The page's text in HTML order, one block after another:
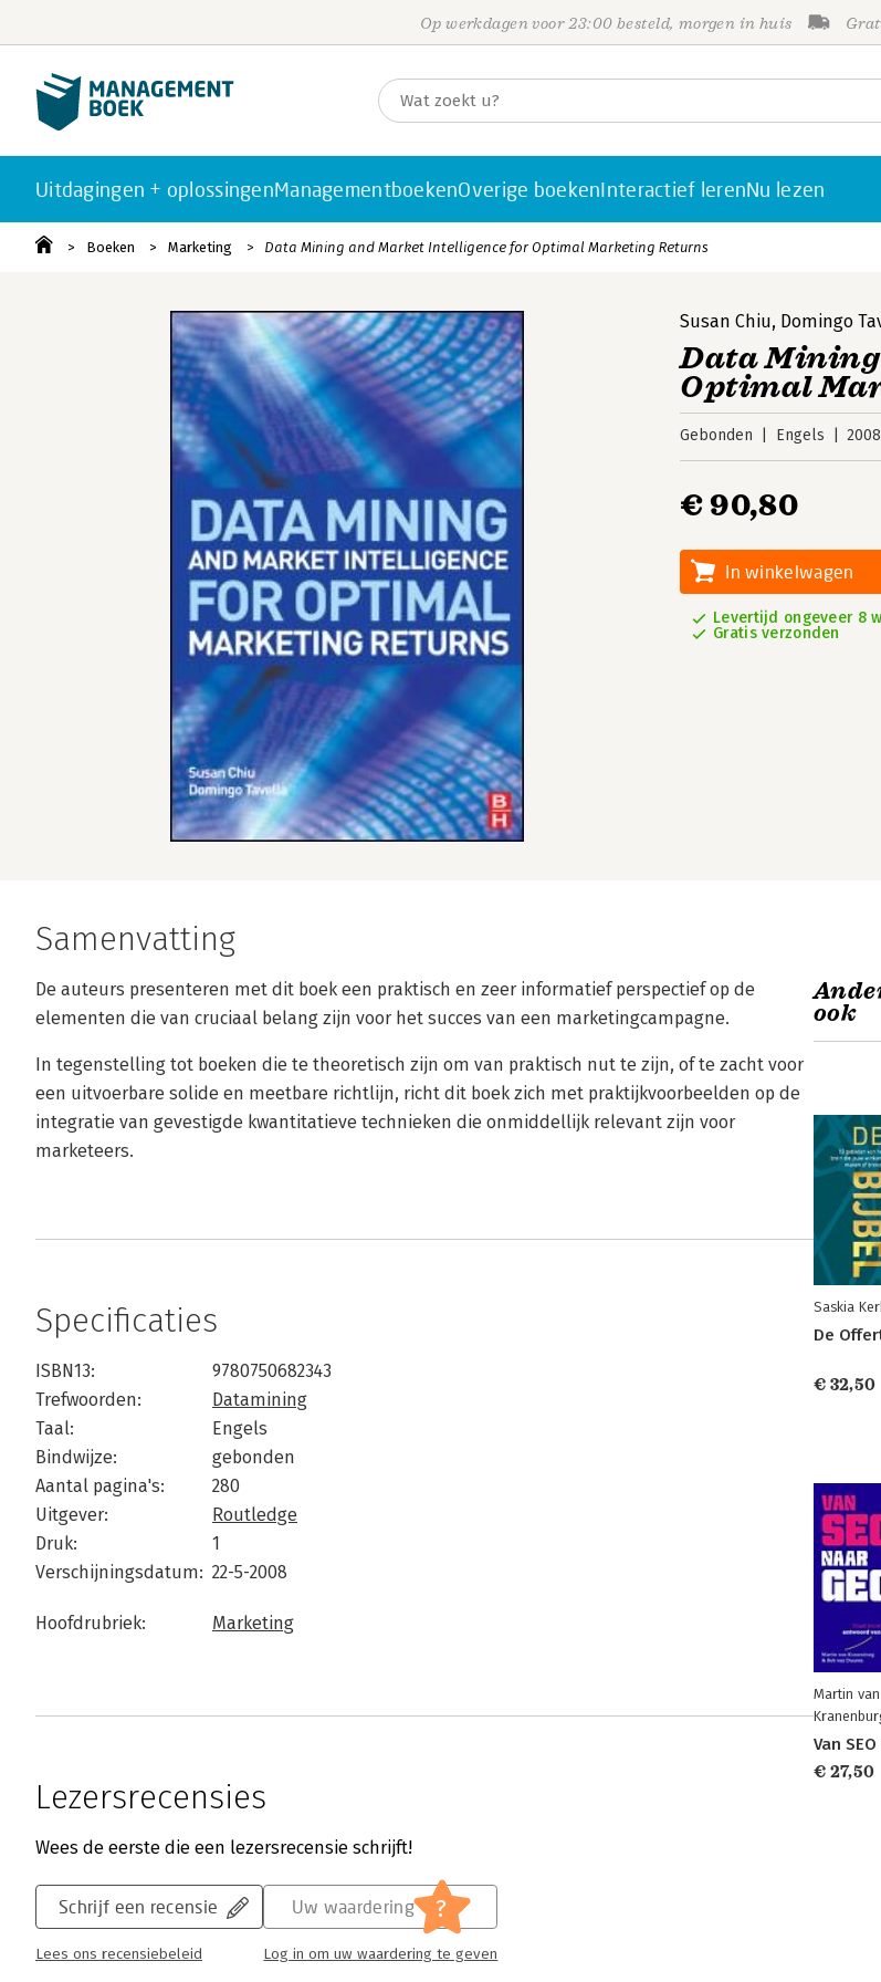
Op werkdagen voor 23:00 besteld, morgen in huis
Uitdagingen + oplossingenManagementboekenOverige boekenInteractief lerenNu lezen
Boeken Marketing Data Mining and Market Intelligence for Optimal Marketing Returns
Susan Chiu, Domingo
Data
Optimal
Gebonden Engels 2008
€ 90,80
In winkelwagen
Levertijd ongeveer 8
Gratis verzonden
Samenvatting
De auteurs presenteren met dit boek een praktisch en zeer informatief perspectief op de
elementen die van cruciaal belang zijn voor het succes van een marketingcampagne.
In tegenstelling tot boeken die te theoretisch zijn om van praktisch nut te zijn, of te zacht voor
een uitvoerbare solide en meetbare richtlijn, richt dit boek zich met praktijkvoorbeelden op de
integratie van gevestigde kwantitatieve technieken die onmiddellijk relevant zijn voor
marketeers.
Specificaties
ISBN13:
9780750682343
Trefwoorden:
Datamining
Taal:
Engels
Bindwijze:
gebonden
Aantal pagina's:
280
Uitgever:
Routledge
Druk:
1
Verschijningsdatum: 22-5-2008
Hoofdrubriek: Marketing
Lezersrecensies
Wees de eerste die een lezersrecensie schrijft!
Schrijf een recensie
Lees ons recensiebeleid
Uw waardering ?
Log in om uw waardering te geven
ook
Saskia
De
€ 32,50
Martin van
Van
€ 27,50